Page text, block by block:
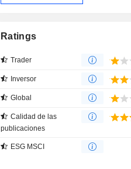
Ratings
Trader
Inversor
Global
Calidad de las
publicaciones
ESG MSCI